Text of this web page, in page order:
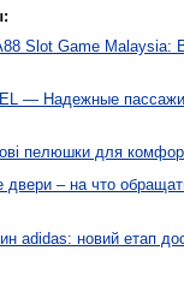
Slot Game Malaysia:
— Надежные
пелюшки для
двери – на что
adidas: новий етап